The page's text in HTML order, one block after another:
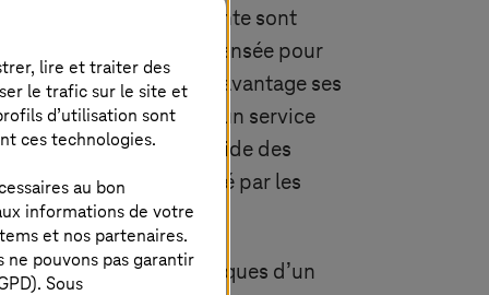
ces temps d’attente sont
plusieurs fois récompensée pour
optimiser encore davantage ses
Elle souhaitait un service
un traitement plus rapide des
temps accru consacré par les
les possibilités classiques d’un
lire et traiter des
le trafic sur le site et
d’utilisation sont
ces technologies.
au bon
informations de votre
et nos partenaires.
ne pouvons pas garantir
Sous